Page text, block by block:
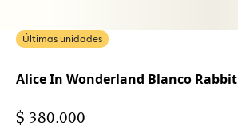
Últimas unidades
Alice In Wonderland Blanco Rabbit
$ 380.000